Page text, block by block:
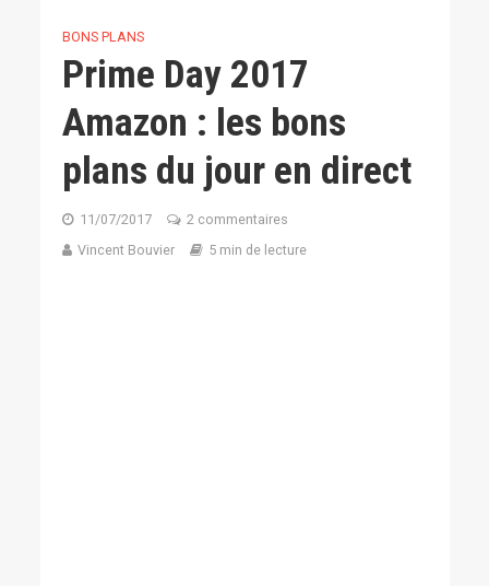
BONS PLANS
Prime Day 2017
Amazon : les bons
plans du jour en direct
11/07/2017
2 commentaires
Vincent Bouvier
5 min de lecture